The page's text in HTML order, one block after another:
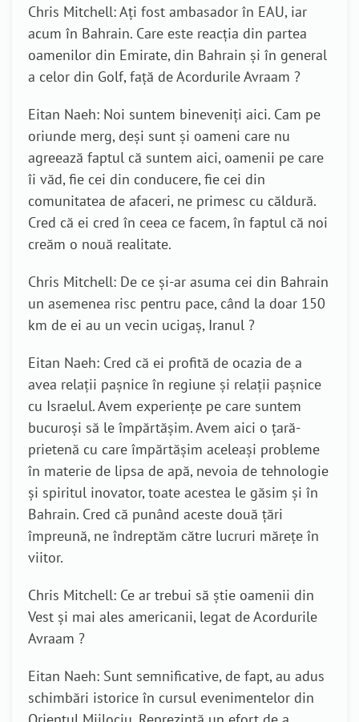
Chris Mitchell: Ați fost ambasador în EAU, iar
acum în Bahrain. Care este reacția din partea
oamenilor din Emirate, din Bahrain și în general
a celor din Golf, față de Acordurile Avraam ?
Eitan Naeh: Noi suntem bineveniți aici. Cam pe
oriunde merg, deși sunt și oameni care nu
agreează faptul că suntem aici, oamenii pe care
îi văd, fie cei din conducere, fie cei din
comunitatea de afaceri, ne primesc cu căldură.
Cred că ei cred în ceea ce facem, în faptul că noi
creăm o nouă realitate.
Chris Mitchell: De ce și-ar asuma cei din Bahrain
un asemenea risc pentru pace, când la doar 150
km de ei au un vecin ucigaș, Iranul ?
Eitan Naeh: Cred că ei profită de ocazia de a
avea relații pașnice în regiune și relații pașnice
cu Israelul. Avem experiențe pe care suntem
bucuroși să le împărtășim. Avem aici o țară-
prietenă cu care împărtășim aceleași probleme
în materie de lipsa de apă, nevoia de tehnologie
și spiritul inovator, toate acestea le găsim și în
Bahrain. Cred că punând aceste două țări
împreună, ne îndreptăm către lucruri mărețe în
viitor.
Chris Mitchell: Ce ar trebui să știe oamenii din
Vest și mai ales americanii, legat de Acordurile
Avraam ?
Eitan Naeh: Sunt semnificative, de fapt, au adus
schimbări istorice în cursul evenimentelor din